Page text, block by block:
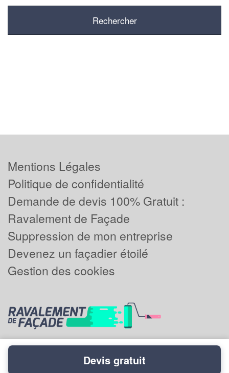
Mentions Légales
Politique de confidentialité
Demande de devis 100% Gratuit :
Ravalement de Façade
Suppression de mon entreprise
Devenez un façadier étoilé
Gestion des cookies
Powered byPlus que pro
Devis gratuit